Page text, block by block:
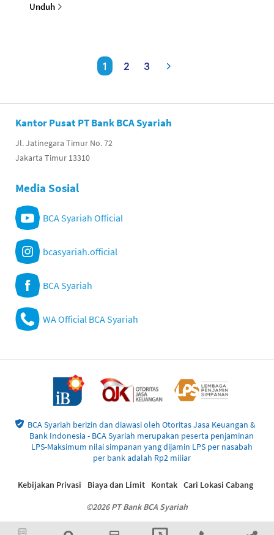
Unduh
1 2 3
Kantor Pusat PT Bank BCA Syariah
Jl. Jatinegara Timur No. 72
Jakarta Timur 13310
Media Sosial
BCA Syariah Official
bcasyariah.official
BCA Syariah
WA Official BCA Syariah
BCA Syariah berizin dan diawasi oleh Otoritas Jasa Keuangan &
Bank Indonesia - BCA Syariah merupakan peserta penjaminan
LPS-Maksimum nilai simpanan yang dijamin LPS per nasabah
per bank adalah Rp2 miliar
©2026 PT Bank BCA Syariah
Kebijakan Privasi Biaya dan Limit Kontak Cari Lokasi Cabang